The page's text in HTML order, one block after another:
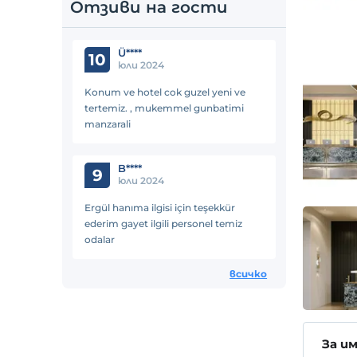
Отзиви на гости
10 Ü****
юли 2024
Konum ve hotel cok guzel yeni ve
tertemiz. , mukemmel gunbatimi
manzarali
9 B****
юли 2024
Ergül hanıma ilgisi için teşekkür
ederim gayet ilgili personel temiz
odalar
всичко
За